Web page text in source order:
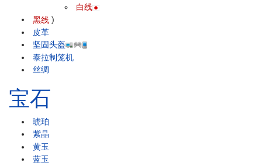
黑线
白线
)
皮革
坚固头盔
泰拉制笼机
丝绸
宝石
琥珀
紫晶
黄玉
蓝玉